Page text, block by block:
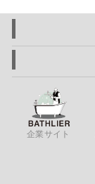
企業サイト